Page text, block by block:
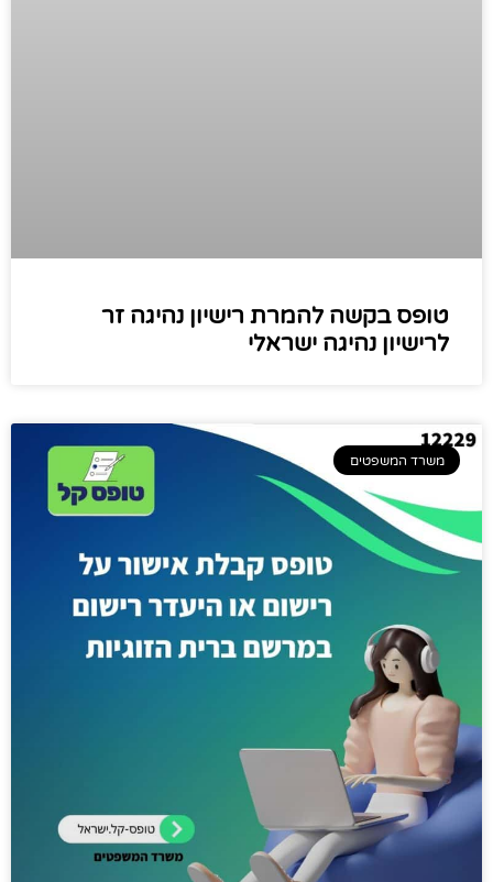
טופס בקשה להמרת רישיון נהיגה זר
לרישיון נהיגה ישראלי
משרד המשפטים